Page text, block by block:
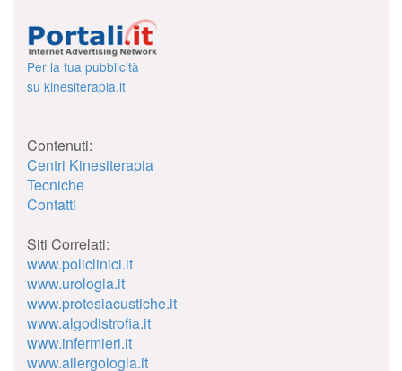
Per la tua pubblicità
su kinesiterapia.it
Contenuti:
Centri Kinesiterapia
Tecniche
Contatti
Siti Correlati:
www.policlinici.it
www.urologia.it
www.protesiacustiche.it
www.algodistrofia.it
www.infermieri.it
www.allergologia.it